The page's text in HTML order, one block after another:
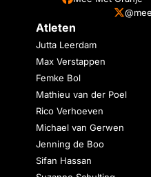
Atleten
Jutta Leerdam
Max Verstappen
Femke Bol
Mathieu van der Poel
Rico Verhoeven
Michael van Gerwen
Jenning de Boo
Sifan Hassan